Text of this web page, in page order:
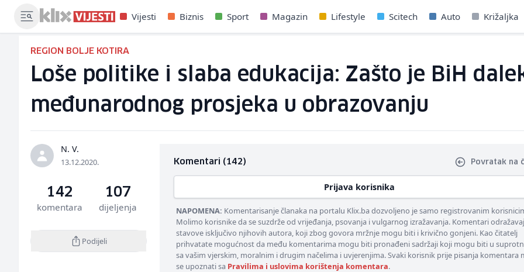
Vijesti Biznis Sport Magazin Lifestyle Scitech Auto Križaljka
REGION BOLJE KOTIRA
Loše politike i slaba edukacija: Zašto je BiH
međunarodnog prosjeka u obrazovanju
N. V.
13.12.2020.
142
komentara
107
dijeljenja
Podijeli
Komentari (142) Povratak na
Prijava korisnika
NAPOMENA: Komentarisanje članaka na portalu Klix.ba dozvoljeno je samo registrovanim
Molimo korisnike da se suzdrže od vrijeđanja, psovanja i vulgarnog izražavanja. Komentari
stavove isključivo njihovih autora, koji zbog govora mržnje mogu biti i krivično gonjeni. Kao čitatelj
prihvatate mogućnost da među komentarima mogu biti pronađeni sadržaji koji mogu biti u
sa vašim vjerskim, moralnim i drugim načelima i uvjerenjima. Svaki korisnik prije pisanja komentara
se upoznati sa Pravilima i uslovima korištenja komentara.